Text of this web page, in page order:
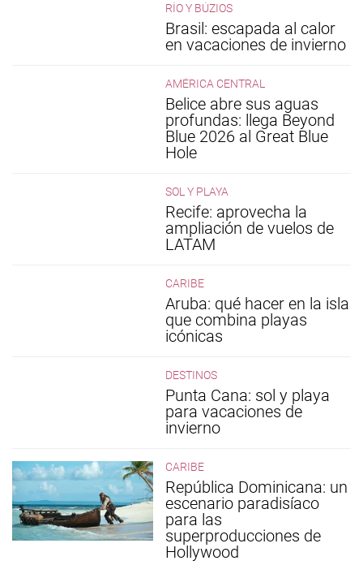
RÍO Y BÚZIOS
Brasil: escapada al calor
en vacaciones de invierno
AMÉRICA CENTRAL
Belice abre sus aguas
profundas: llega Beyond
Blue 2026 al Great Blue
Hole
SOL Y PLAYA
Recife: aprovecha la
ampliación de vuelos de
LATAM
CARIBE
Aruba: qué hacer en la isla
que combina playas
icónicas
DESTINOS
Punta Cana: sol y playa
para vacaciones de
invierno
CARIBE
República Dominicana: un
escenario paradisíaco
para las
superproducciones de
Hollywood